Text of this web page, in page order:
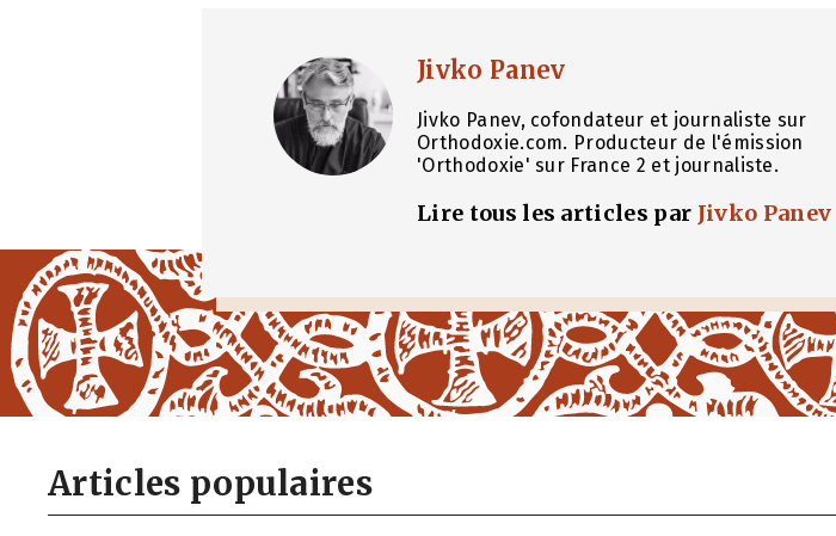
Jivko Panev
Jivko Panev, cofondateur et journaliste sur
Orthodoxie.com. Producteur de l'émission
'Orthodoxie' sur France 2 et journaliste.
Lire tous les articles par Jivko Panev
Articles populaires